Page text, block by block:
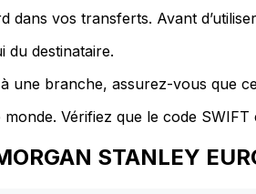
vos transferts. Avant
du destinataire.
une branche, assurez-vous que
Vérifiez que le code
STANLEY